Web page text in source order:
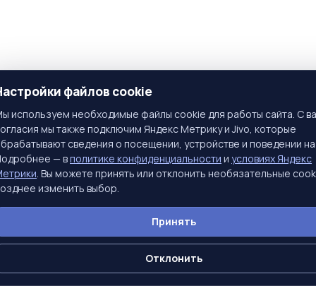
файлов cookie
используем необходимые файлы cookie для работы сайта. С
мы также подключим Яндекс Метрику и Jivo, которые
сведения о посещении, устройстве и поведении
— вполитике конфиденциальности и условиях Яндекс
. Вы можете принять или отклонить необязательные
изменить выбор.
Принять
Отклонить